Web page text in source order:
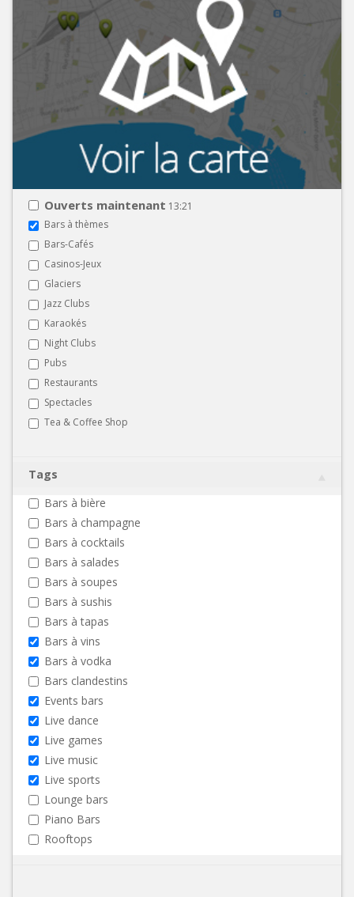
Ouverts maintenant 13:21
Bars à thèmes
Bars-Cafés
Casinos-Jeux
Glaciers
Jazz Clubs
Karaokés
Night Clubs
Pubs
Restaurants
Spectacles
Tea & Coffee Shop
Tags
Bars à bière
Bars à champagne
Bars à cocktails
Bars à salades
Bars à soupes
Bars à sushis
Bars à tapas
Bars à vins
Bars à vodka
Bars clandestins
Events bars
Live dance
Live games
Live music
Live sports
Lounge bars
Piano Bars
Rooftops